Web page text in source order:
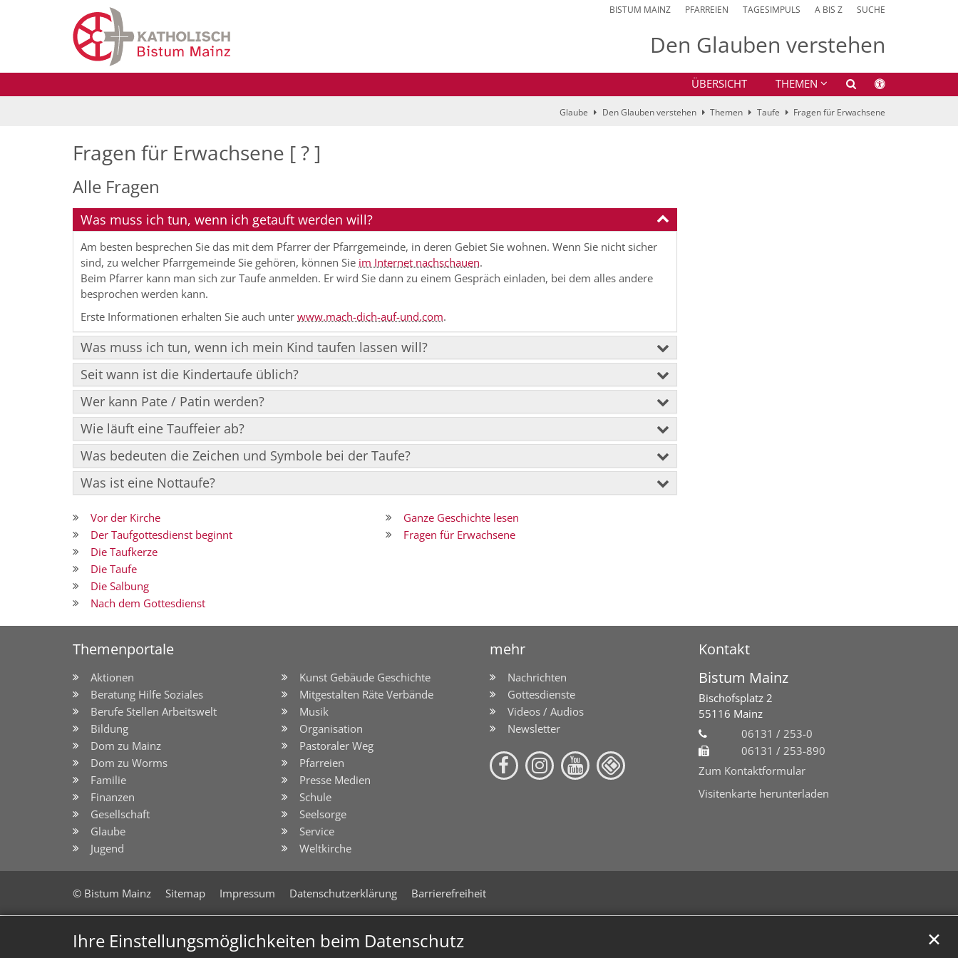
Ihre Einstellungsmöglichkeiten beim Datenschutz ✕
BISTUM MAINZ PFARREIEN TAGESIMPULS A BIS Z SUCHE
Den Glauben verstehen
ÜBERSICHT THEMEN
Glaube Den Glauben verstehen Themen Taufe Fragen für Erwachsene
Fragen für Erwachsene [ ? ]
Alle Fragen
Was muss ich tun, wenn ich getauft werden will?
Am besten besprechen Sie das mit dem Pfarrer der Pfarrgemeinde, in deren Gebiet Sie wohnen. Wenn Sie nicht sicher
sind, zu welcher Pfarrgemeinde Sie gehören, können Sie im Internet nachschauen.
Beim Pfarrer kann man sich zur Taufe anmelden. Er wird Sie dann zu einem Gespräch einladen, bei dem alles andere
besprochen werden kann.
Erste Informationen erhalten Sie auch unter www.mach-dich-auf-und.com.
Was muss ich tun, wenn ich mein Kind taufen lassen will?
Seit wann ist die Kindertaufe üblich?
Wer kann Pate / Patin werden?
Wie läuft eine Tauffeier ab?
Was bedeuten die Zeichen und Symbole bei der Taufe?
Was ist eine Nottaufe?
Vor der Kirche
Der Taufgottesdienst beginnt
Die Taufkerze
Die Taufe
Die Salbung
Nach dem Gottesdienst
Ganze Geschichte lesen
Fragen für Erwachsene
Themenportale mehr Kontakt
Aktionen
Beratung Hilfe Soziales
Berufe Stellen Arbeitswelt
Bildung
Dom zu Mainz
Dom zu Worms
Familie
Finanzen
Gesellschaft
Glaube
Jugend
Kunst Gebäude Geschichte
Mitgestalten Räte Verbände
Musik
Organisation
Pastoraler Weg
Pfarreien
Presse Medien
Schule
Seelsorge
Service
Weltkirche
Nachrichten
Gottesdienste
Videos / Audios
Newsletter
Bistum Mainz
Bischofsplatz 2
55116 Mainz
06131 / 253-0
06131 / 253-890
Zum Kontaktformular
Visitenkarte herunterladen
© Bistum Mainz Sitemap Impressum Datenschutzerklärung Barrierefreiheit